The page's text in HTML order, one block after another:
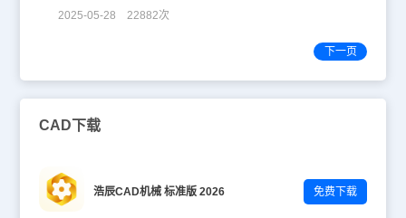
2025-05-28 22882次
下一页
CAD下载
浩辰CAD机械 标准版 2026 免费下载